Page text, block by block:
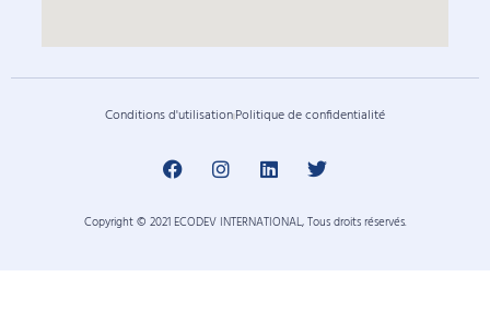
Conditions d'utilisationPolitique de confidentialité
Copyright © 2021 ECODEV INTERNATIONAL, Tous droits réservés.